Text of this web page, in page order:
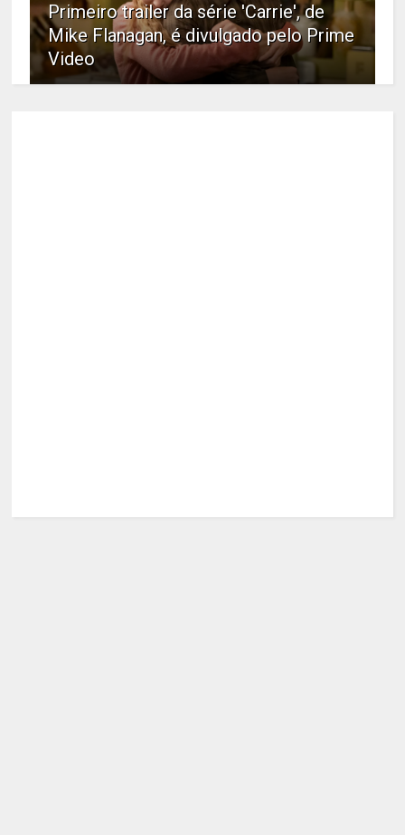
Primeiro trailer da série 'Carrie', de
Mike Flanagan, é divulgado pelo Prime
Video